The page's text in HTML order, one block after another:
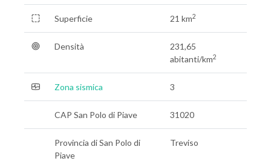
Superficie 21 km2
Densità
231,65
abitanti/km2
Zona sismica 3
CAP San Polo di Piave 31020
Provincia di San Polo di
Piave
Treviso